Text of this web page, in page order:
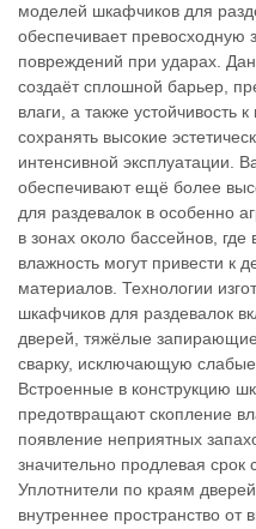
моделей шкафчиков для
обеспечивает превосходную
повреждений при ударах.
создаёт сплошной барьер,
влаги, а также устойчивость
сохранять высокие
интенсивной эксплуатации.
обеспечивают ещё более
для раздевалок в особенно
в зонах около бассейнов,
влажность могут привести к
материалов. Технологии
шкафчиков для раздевалок
дверей, тяжёлые
сварку, исключающую
Встроенные в конструкцию
предотвращают скопление
появление неприятных
значительно продлевая срок
Уплотнители по краям
внутреннее пространство от